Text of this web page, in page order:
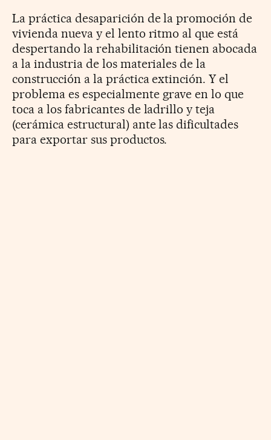
La práctica desaparición de la promoción de
vivienda nueva y el lento ritmo al que está
despertando la rehabilitación tienen abocada
a la industria de los materiales de la
construcción a la práctica extinción. Y el
problema es especialmente grave en lo que
toca a los fabricantes de ladrillo y teja
(cerámica estructural) ante las dificultades
para exportar sus productos.